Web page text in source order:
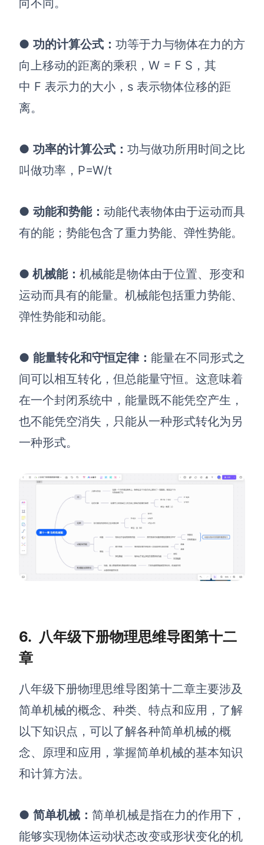
向不同。
● 功的计算公式 ： 功等于力与物体在力的方
向上移动的距离的乘积，W = F S，其
中 F 表示力的大小，s 表示物体位移的距
离。
● 功率的计算公式 ： 功与做功所用时间之比
叫做功率 ， P=W/t
● 动能和势能： 动能代表物体由于运动而具
有的能； 势能包含了重力势能、弹性势能。
● 机械能： 机械能是物体由于位置、形变和
运动而具有的能量。机械能包括重力势能、
弹性势能和动能。
● 能量转化和守恒定律： 能量在不同形式之
间可以相互转化，但总能量守恒。这意味着
在一个封闭系统中，能量既不能凭空产生，
也不能凭空消失，只能从一种形式转化为另
一种形式。
6. 八年级下册物理思维导图第十二
章
八年级下册物理思维导图第十二章主要涉及
简单机械的概念、种类、特点和应用 ，了解
以下知识点， 可以了解各种简单机械的概
念、原理和应用，掌握简单机械的基本知识
和计算方法。
● 简单机械 ： 简单机械是指在力的作用下，
能够实现物体运动状态改变或形状变化的机